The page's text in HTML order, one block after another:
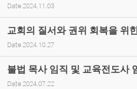
Date 2024.11.03
교회의 질서와 권위 회복을 위
Date 2024.10.27
불법 목사 임직 및 교육전도사
Date 2024.07.22